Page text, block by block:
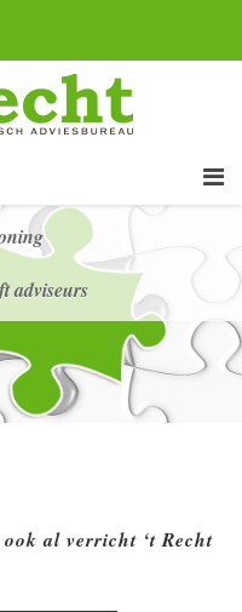
adviseurs
ook al verricht ‘t Recht